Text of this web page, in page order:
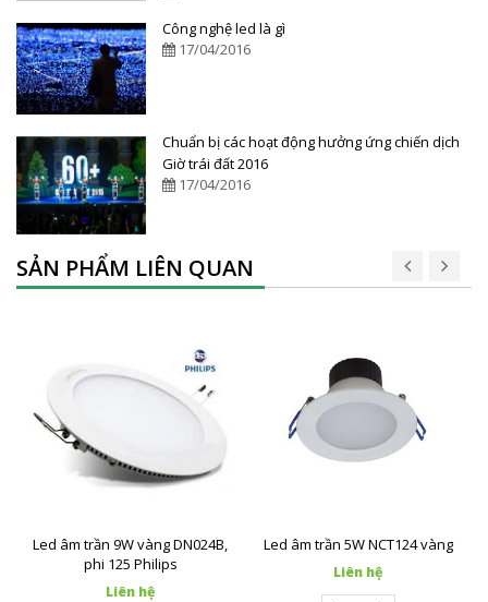
Công nghệ led là gì
17/04/2016
Chuẩn bị các hoạt động hưởng ứng chiến dịch
Giờ trái đất 2016
17/04/2016
SẢN PHẨM LIÊN QUAN
Led âm trần 9W vàng DN024B,
phi 125 Philips
Liên hệ
Led âm trần 5W NCT124 vàng
Liên hệ